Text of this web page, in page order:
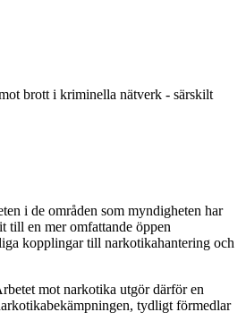
brott i kriminella nätverk - särskilt
i de områden som myndigheten har
till en mer omfattande öppen
kopplingar till narkotikahantering och
mot narkotika utgör därför en
tydligt förmedlar